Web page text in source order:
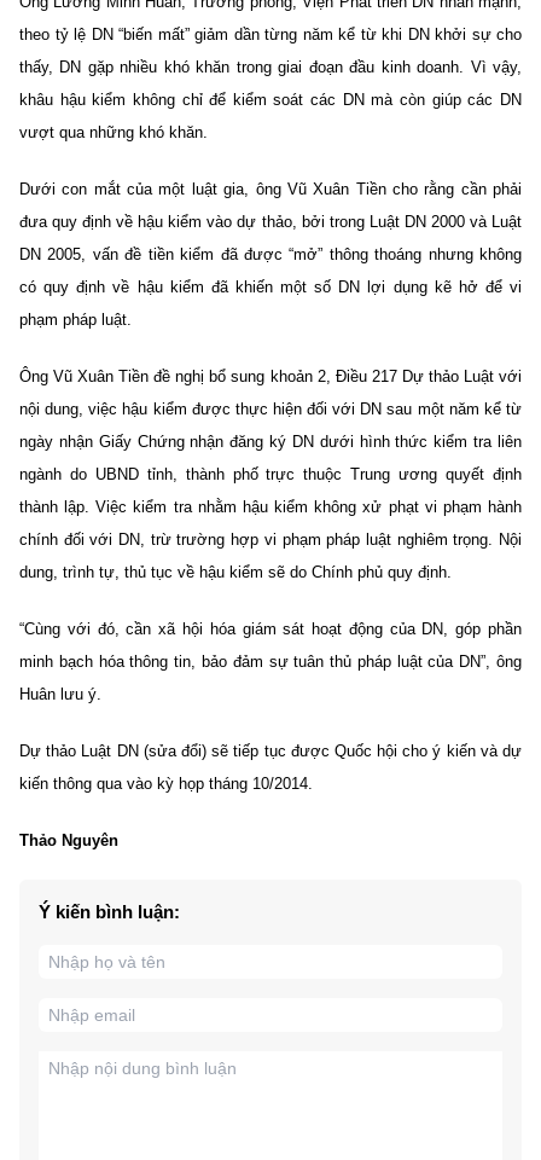
theo tỷ lệ DN “biến mất” giảm dần từng năm kể từ khi DN khởi sự cho
thấy, DN gặp nhiều khó khăn trong giai đoạn đầu kinh doanh. Vì vậy,
khâu hậu kiểm không chỉ để kiểm soát các DN mà còn giúp các DN
vượt qua những khó khăn.
Dưới con mắt của một luật gia, ông Vũ Xuân Tiền cho rằng cần phải
đưa quy định về hậu kiểm vào dự thảo, bởi trong Luật DN 2000 và Luật
DN 2005, vấn đề tiền kiểm đã được “mở” thông thoáng nhưng không
có quy định về hậu kiểm đã khiến một số DN lợi dụng kẽ hở để vi
phạm pháp luật.
Ông Vũ Xuân Tiền đề nghị bổ sung khoản 2, Điều 217 Dự thảo Luật với
nội dung, việc hậu kiểm được thực hiện đối với DN sau một năm kể từ
ngày nhận Giấy Chứng nhận đăng ký DN dưới hình thức kiểm tra liên
ngành do UBND tỉnh, thành phố trực thuộc Trung ương quyết định
thành lập. Việc kiểm tra nhằm hậu kiểm không xử phạt vi phạm hành
chính đối với DN, trừ trường hợp vi phạm pháp luật nghiêm trọng. Nội
dung, trình tự, thủ tục về hậu kiểm sẽ do Chính phủ quy định.
“Cùng với đó, cần xã hội hóa giám sát hoạt động của DN, góp phần
minh bạch hóa thông tin, bảo đảm sự tuân thủ pháp luật của DN”, ông
Huân lưu ý.
Dự thảo Luật DN (sửa đổi) sẽ tiếp tục được Quốc hội cho ý kiến và dự
kiến thông qua vào kỳ họp tháng 10/2014.
Thảo Nguyên
Ý kiến bình luận: